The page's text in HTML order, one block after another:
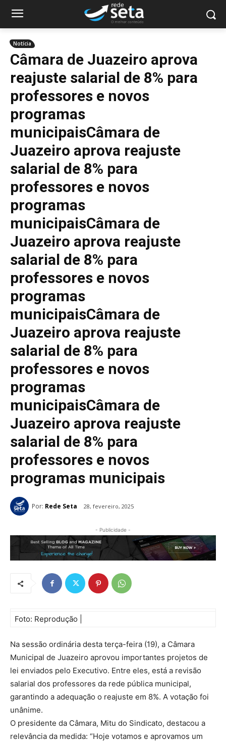
Notícia
Câmara de Juazeiro aprova
reajuste salarial de 8% para
professores e novos
programas
municipaisCâmara de
Juazeiro aprova reajuste
salarial de 8% para
professores e novos
programas
municipaisCâmara de
Juazeiro aprova reajuste
salarial de 8% para
professores e novos
programas
municipaisCâmara de
Juazeiro aprova reajuste
salarial de 8% para
professores e novos
programas
municipaisCâmara de
Juazeiro aprova reajuste
salarial de 8% para
professores e novos
programas municipais
Por: Rede Seta 28, fevereiro, 2025
- Publicidade -
Foto: Reprodução |
Na sessão ordinária desta terça-feira (19), a Câmara
Municipal de Juazeiro aprovou importantes projetos de
lei enviados pelo Executivo. Entre eles, está a revisão
salarial dos professores da rede pública municipal,
garantindo a adequação o reajuste em 8%. A votação foi
unânime.
O presidente da Câmara, Mitu do Sindicato, destacou a
relevância da medida: “Hoje votamos e aprovamos um